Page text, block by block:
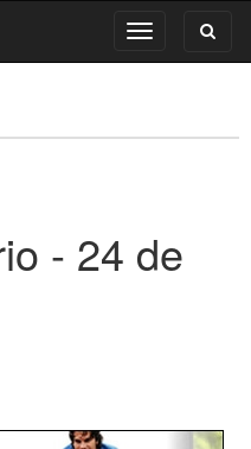
Toggle
navigation
- 24 de